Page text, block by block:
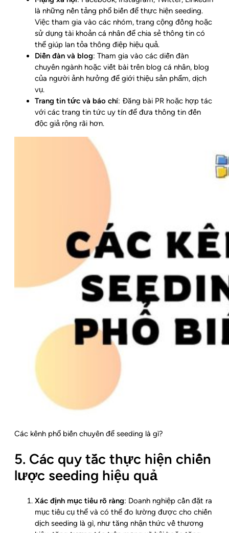
là những nền tảng phổ biến để thực hiện seeding.
Việc tham gia vào các nhóm, trang cộng đồng hoặc
sử dụng tài khoản cá nhân để chia sẻ thông tin có
thể giúp lan tỏa thông điệp hiệu quả.
Diễn đàn và blog: Tham gia vào các diễn đàn
chuyên ngành hoặc viết bài trên blog cá nhân, blog
của người ảnh hưởng để giới thiệu sản phẩm, dịch
vụ.
Trang tin tức và báo chí: Đăng bài PR hoặc hợp tác
với các trang tin tức uy tín để đưa thông tin đến
độc giả rộng rãi hơn.
Các kênh phổ biến chuyên để seeding là gì?
5. Các quy tắc thực hiện chiến
lược seeding hiệu quả
Xác định mục tiêu rõ ràng: Doanh nghiệp cần đặt ra
mục tiêu cụ thể và có thể đo lường được cho chiến
dịch seeding là gì, như tăng nhận thức về thương